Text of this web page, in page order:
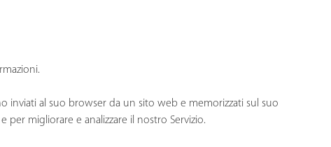
al suo browser da un sito web e memorizzati sul suo
migliorare e analizzare il nostro Servizio.